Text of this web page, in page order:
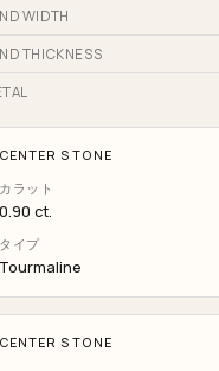
WIDTH
THICKNESS
CENTER STONE
カラット
0.90 ct.
タイプ
Tourmaline
CENTER STONE